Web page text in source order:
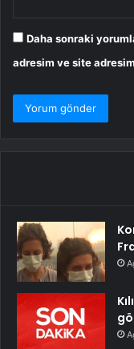
Daha sonraki
adresim ve site